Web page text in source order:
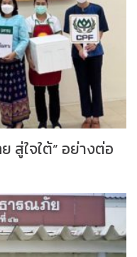
สู่ใจใต้” อย่างต่อ